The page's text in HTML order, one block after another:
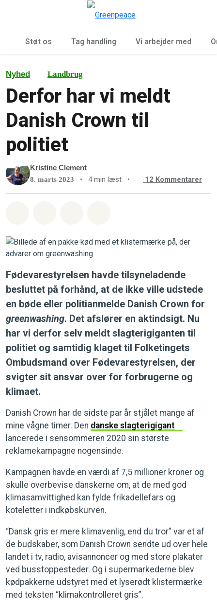
Støt os Tag handling Vi arbejder med
Nyhed Landbrug
Derfor har vi meldt
Danish Crown til
politiet
Kristine Clement
8. marts 2023 • 4 min læst • 12 Kommentarer
Fødevarestyrelsen havde tilsyneladende
besluttet på forhånd, at de ikke ville udstede
en bøde eller politianmelde Danish Crown for
greenwashing. Det afslører en aktindsigt. Nu
har vi derfor selv meldt slagterigiganten til
politiet og samtidig klaget til Folketingets
Ombudsmand over Fødevarestyrelsen, der
svigter sit ansvar over for forbrugerne og
klimaet.
Danish Crown har de sidste par år stjålet mange af
mine vågne timer. Den danske slagterigigant
lancerede i sensommeren 2020 sin største
reklamekampagne nogensinde.
Kampagnen havde en værdi af 7,5 millioner kroner og
skulle overbevise danskerne om, at de med god
klimasamvittighed kan fylde frikadellefars og
koteletter i indkøbskurven.
“Dansk gris er mere klimavenlig, end du tror” var et af
de budskaber, som Danish Crown sendte ud over hele
landet i tv, radio, avisannoncer og med store plakater
ved busstoppesteder. Og i supermarkederne blev
kødpakkerne udstyret med et lyserødt klistermærke
med teksten “klimakontrolleret gris”.